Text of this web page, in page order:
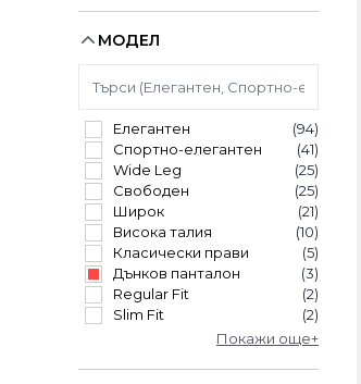
МОДЕЛ
Елегантен
(94)
Спортно-елегантен
(41)
Wide Leg
(25)
Свободен
(25)
Широк
(21)
Висока талия
(10)
Класически прави
(5)
Дънков панталон
(3)
Regular Fit
(2)
Slim Fit
(2)
Покажи още+